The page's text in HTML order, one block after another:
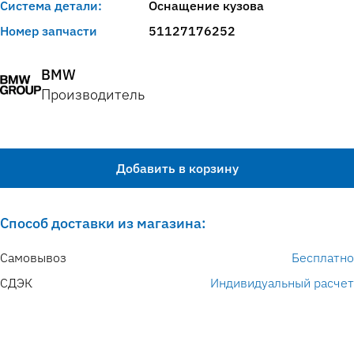
Система детали:
Оснащение кузова
Номер запчасти
51127176252
BMW
Производитель
Добавить в корзину
Способ доставки из магазина:
Самовывоз
Бесплатно
СДЭК
Индивидуальный расчет